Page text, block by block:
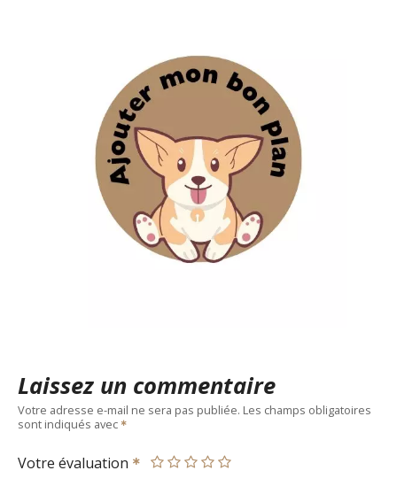
Laissez un commentaire
Votre adresse e-mail ne sera pas publiée. Les champs obligatoires
sont indiqués avec
Votre évaluation